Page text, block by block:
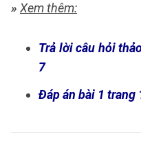
» Xem thêm:
Trả lời câu hỏi
7
Đáp án bài 1 trang